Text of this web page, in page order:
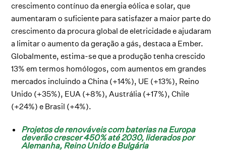
crescimento contínuo da energia eólica e solar, que
aumentaram o suficiente para satisfazer a maior parte do
crescimento da procura global de eletricidade e ajudaram
a limitar o aumento da geração a gás, destaca a Ember.
Globalmente, estima-se que a produção tenha crescido
13% em termos homólogos, com aumentos em grandes
mercados incluindo a China (+14%), UE (+13%), Reino
Unido (+35%), EUA (+8%), Austrália (+17%), Chile
(+24%) e Brasil (+4%).
Projetos de renováveis com baterias na Europa
deverão crescer 450% até 2030, liderados por
Alemanha, Reino Unido e Bulgária